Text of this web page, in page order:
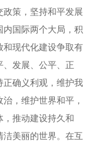
策，坚持和平发展
国际两个大局，积
和现代化建设争取有
发展、公平、正
正确义利观，维护我
，维护世界和平，
推动建设持久和
美丽的世界。在互